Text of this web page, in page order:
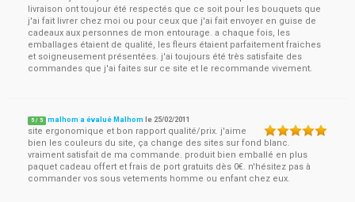
livraison ont toujour été respectés que ce soit pour les bouquets que
j'ai fait livrer chez moi ou pour ceux que j'ai fait envoyer en guise de
cadeaux aux personnes de mon entourage. a chaque fois, les
emballages étaient de qualité, les fleurs étaient parfaitement fraiches
et soigneusement présentées. j'ai toujours été très satisfaite des
commandes que j'ai faites sur ce site et le recommande vivement.
5 / 5 malhom a évalué Malhom le 25/02/2011
site ergonomique et bon rapport qualité/prix. j'aime
bien les couleurs du site, ça change des sites sur fond blanc.
vraiment satisfait de ma commande. produit bien emballé en plus
paquet cadeau offert et frais de port gratuits dès 0€. n'hésitez pas à
commander vos sous vetements homme ou enfant chez eux.